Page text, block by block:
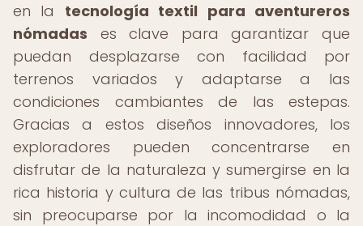
en la tecnología textil para aventureros
nómadas es clave para garantizar que
puedan desplazarse con facilidad por
terrenos variados y adaptarse a las
condiciones cambiantes de las estepas.
Gracias a estos diseños innovadores, los
exploradores pueden concentrarse en
disfrutar de la naturaleza y sumergirse en la
rica historia y cultura de las tribus nómadas,
sin preocuparse por la incomodidad o la